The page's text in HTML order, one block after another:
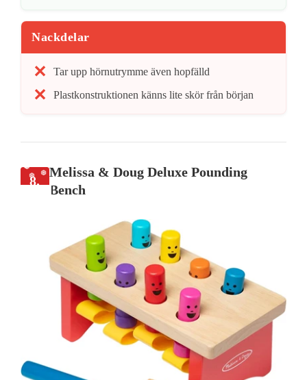
Nackdelar
Tar upp hörnutrymme även hopfälld
Plastkonstruktionen känns lite skör från början
8.
Melissa & Doug Deluxe Pounding
Bench